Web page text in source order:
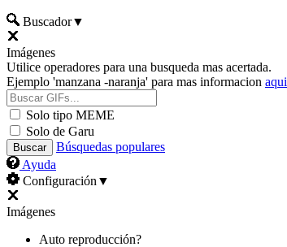
Buscador▼
Imágenes
Utilice operadores para una busqueda mas acertada.
Ejemplo 'manzana -naranja' para mas informacion aqui
Solo tipo MEME
Solo de Garu
Búsquedas populares
Ayuda
Configuración ▼
Imágenes
Auto reproducción?